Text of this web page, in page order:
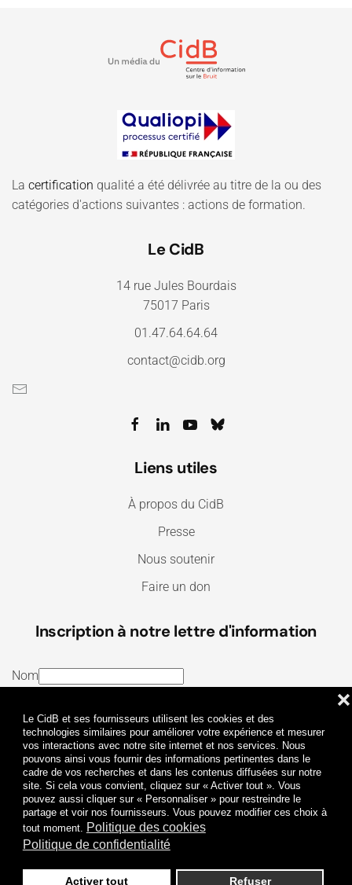
Le CidB et ses fournisseurs utilisent les cookies et des
technologies similaires pour améliorer votre expérience et mesurer
vos interactions avec notre site internet et nos services. Nous
pouvons ainsi vous fournir des informations pertinentes dans le
cadre de vos recherches et dans les contenus diffusées sur notre
site. Si cela vous convient, cliquez sur « Activer tout ». Vous
pouvez aussi cliquer sur « Personnaliser » pour restreindre le
partage et voir nos fournisseurs. Vous pouvez modifier ces choix à
tout moment. Politique des cookies
Politique de confidentialité
Activer tout Refuser
❌
La certification qualité a été délivrée au titre de la ou des
catégories d'actions suivantes : actions de formation.
Le CidB
14 rue Jules Bourdais
75017 Paris
01.47.64.64.64
contact@cidb.org
Liens utiles
À propos du CidB
Presse
Nous soutenir
Faire un don
Inscription à notre lettre d'information
Nom
J’ai lu et j’accepte lesTermes et conditionset la
Politique de confidentialité
Je m'abonne